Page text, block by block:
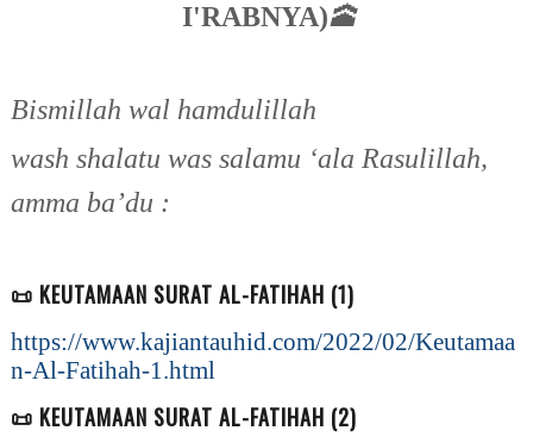
I'RABNYA)🕋
Bismillah wal hamdulillah
wash shalatu was salamu ‘ala Rasulillah,
amma ba’du :
📜 KEUTAMAAN SURAT AL-FATIHAH (1)
https://www.kajiantauhid.com/2022/02/Keutamaa
n-Al-Fatihah-1.html
📜 KEUTAMAAN SURAT AL-FATIHAH (2)